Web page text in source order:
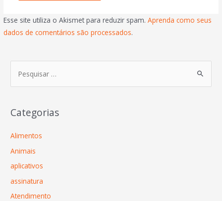
Esse site utiliza o Akismet para reduzir spam.Aprenda como seus
dados de comentários são processados.
Categorias
Alimentos
Animais
aplicativos
assinatura
Atendimento